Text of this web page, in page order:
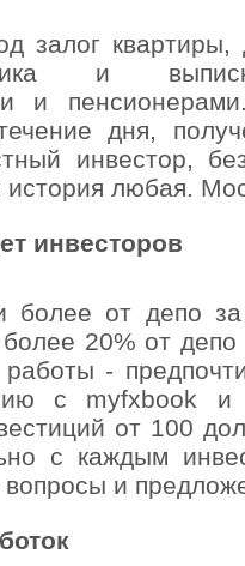
залог
и
и
дня,
инвестор,
история любая.
инвесторов
более от депо
20% от
-
с myfxbook и
от 100
с каждым
и